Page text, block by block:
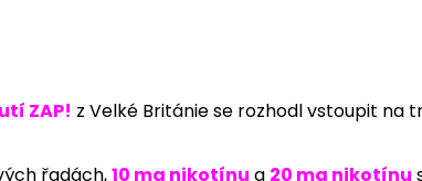
ZAP! z Velké Británie se rozhodl vstoupit na
řadách,10 mg nikotínu a 20 mg nikotínu
Kč
LIO
95 Kč